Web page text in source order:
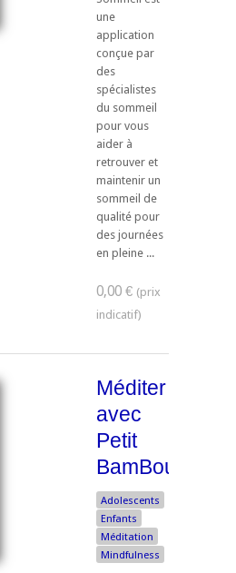
une
application
conçue par
des
spécialistes
du sommeil
pour vous
aider à
retrouver et
maintenir un
sommeil de
qualité pour
des journées
en pleine ...
0,00 €
Méditer
avec
Petit
BamBou
Adolescents
Enfants
Méditation
Mindfulness